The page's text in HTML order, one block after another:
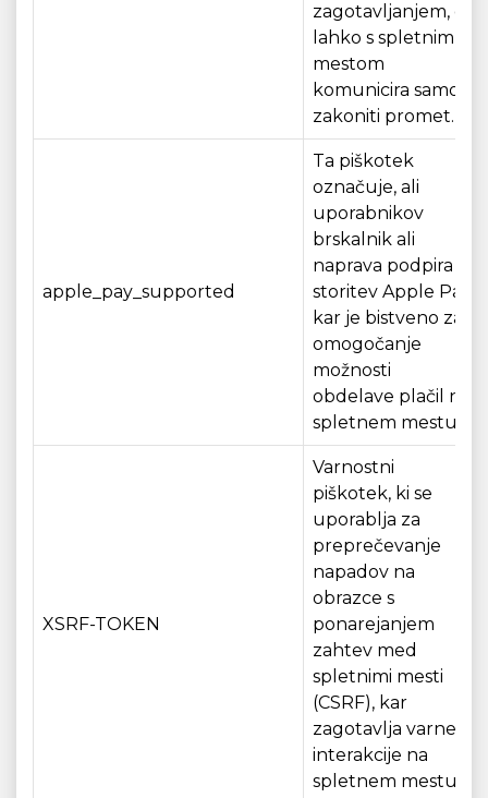
zagotavljanjem, da
lahko s spletnim
mestom
komunicira samo
zakoniti promet.
apple_pay_supported
Ta piškotek
označuje, ali
uporabnikov
brskalnik ali
naprava podpira
storitev Apple Pay,
kar je bistveno za
omogočanje
možnosti
obdelave plačil na
spletnem mestu.
XSRF-TOKEN
Varnostni
piškotek, ki se
uporablja za
preprečevanje
napadov na
obrazce s
ponarejanjem
zahtev med
spletnimi mesti
(CSRF), kar
zagotavlja varne
interakcije na
spletnem mestu.